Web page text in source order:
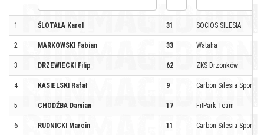
1 ŚLOTAŁA Karol 31 SOCIOS SILESIA
2 MARKOWSKI Fabian 33 Wataha
3 DRZEWIECKI Filip 62 ZKS Drzonków
4 KASIELSKI Rafał 9 Carbon Silesia Sport
5 CHODŹBA Damian 17 FitPark Team
6 RUDNICKI Marcin 11 Carbon Silesia Sport